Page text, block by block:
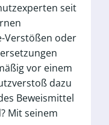
seit
Verstößen oder
vor einem
dazu
Beweismittel
Mit seinem